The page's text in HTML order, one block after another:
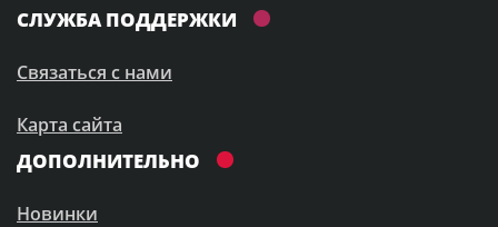
СЛУЖБА ПОДДЕРЖКИ
Связаться с нами
Карта сайта
ДОПОЛНИТЕЛЬНО
Новинки